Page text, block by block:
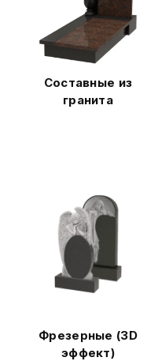
Составные из
гранита
Фрезерные (3D
эффект)